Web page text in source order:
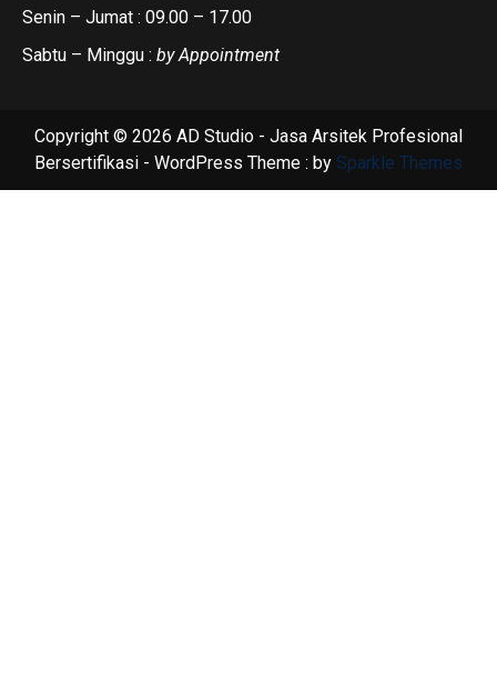
Senin – Jumat : 09.00 – 17.00
Sabtu – Minggu : by Appointment
Copyright © 2026 AD Studio - Jasa Arsitek Profesional
Bersertifikasi - WordPress Theme : by Sparkle Themes